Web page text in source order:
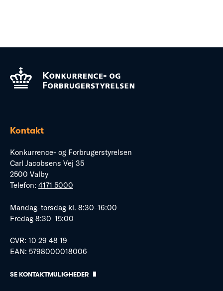
Kontakt
Konkurrence- og Forbrugerstyrelsen
Carl Jacobsens Vej 35
2500 Valby
Telefon: 4171 5000
Mandag–torsdag kl. 8:30–16:00
Fredag 8:30–15:00
CVR: 10 29 48 19
EAN: 5798000018006
SE KONTAKTMULIGHEDER